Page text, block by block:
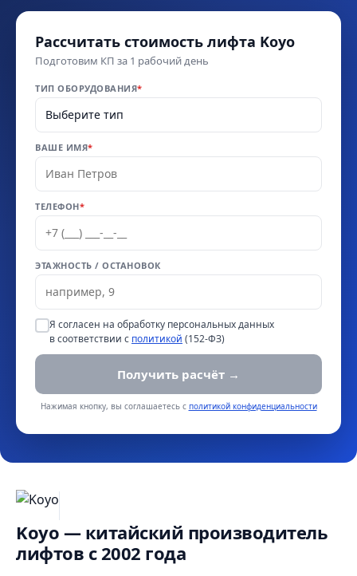
Рассчитать стоимость лифта Koyo
Подготовим КП за 1 рабочий день
ТИП ОБОРУДОВАНИЯ*
ВАШЕ ИМЯ*
ТЕЛЕФОН*
ЭТАЖНОСТЬ / ОСТАНОВОК
Я согласен на обработку персональных данных
в соответствии с политикой (152-ФЗ)
Получить расчёт →
Нажимая кнопку, вы соглашаетесь с политикой конфиденциальности
Koyo — китайский производитель
лифтов с 2002 года